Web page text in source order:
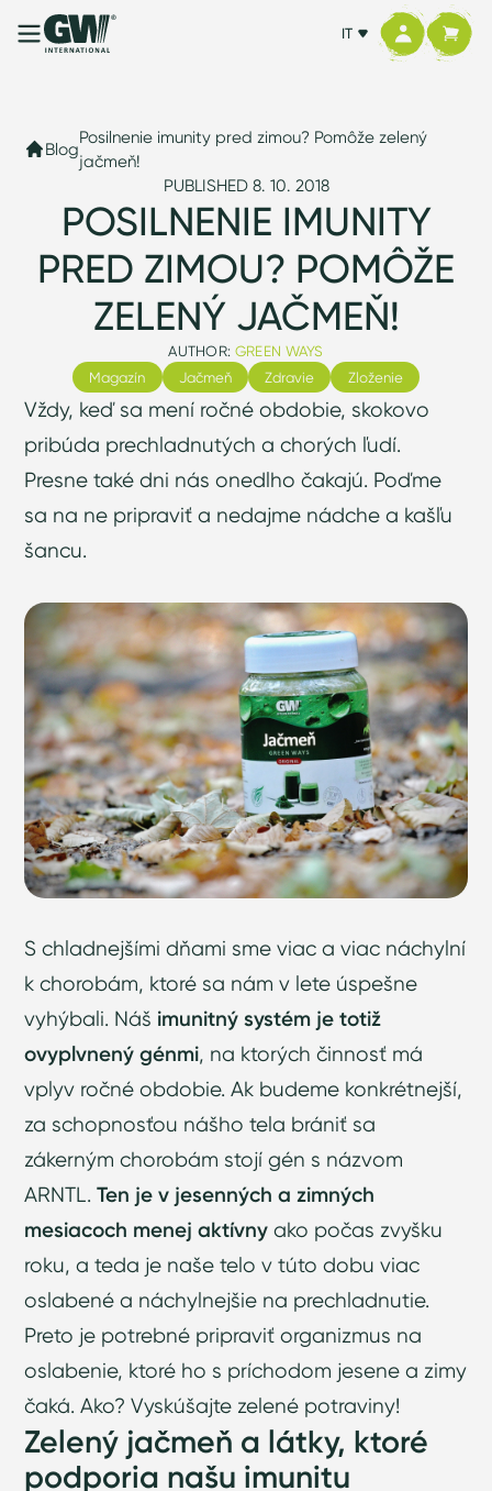
IT
Blog
Posilnenie imunity pred zimou? Pomôže zelený
jačmeň!
PUBLISHED 8. 10. 2018
POSILNENIE IMUNITY
PRED ZIMOU? POMÔŽE
ZELENÝ JAČMEŇ!
AUTHOR: GREEN WAYS
Magazín
Jačmeň Zdravie Zloženie
Vždy, keď sa mení ročné obdobie, skokovo
pribúda prechladnutých a chorých ľudí.
Presne také dni nás onedlho čakajú. Poďme
sa na ne pripraviť a nedajme nádche a kašľu
šancu.
S chladnejšími dňami sme viac a viac náchylní
k chorobám, ktoré sa nám v lete úspešne
vyhýbali. Náš imunitný systém je totiž
ovyplvnený génmi, na ktorých činnosť má
vplyv ročné obdobie. Ak budeme konkrétnejší,
za schopnosťou nášho tela brániť sa
zákerným chorobám stojí gén s názvom
ARNTL.Ten je v jesenných a zimných
mesiacoch menej aktívny ako počas zvyšku
roku, a teda je naše telo v túto dobu viac
oslabené a náchylnejšie na prechladnutie.
Preto je potrebné pripraviť organizmus na
oslabenie, ktoré ho s príchodom jesene a zimy
čaká. Ako? Vyskúšajte zelené potraviny!
Zelený jačmeň a látky, ktoré
podporia našu imunitu